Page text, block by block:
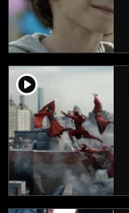
player2